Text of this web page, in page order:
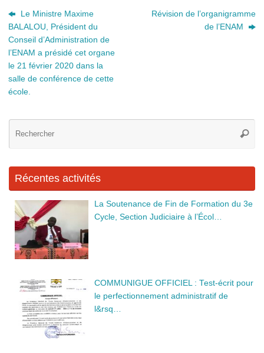
b
o
o
k
n
g
er
dI
n
Le Ministre Maxime
BALALOU, Président du
Conseil d’Administration de
l’ENAM a présidé cet organe
le 21 février 2020 dans la
salle de conférence de cette
école.
Révision de l’organigramme
de l’ENAM
Récentes activités
La Soutenance de Fin de Formation du 3e
Cycle, Section Judiciaire à l’Écol…
COMMUNIGUE OFFICIEL : Test-écrit pour
le perfectionnement administratif de
l&rsq…